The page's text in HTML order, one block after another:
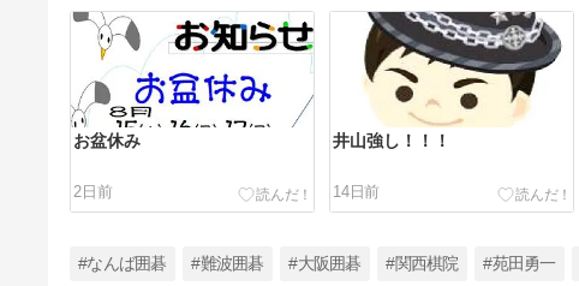
お盆休み
2日前
井山強し！！！
14日前
#なんば囲碁 #難波囲碁 #大阪囲碁 #関西棋院 #苑田勇一